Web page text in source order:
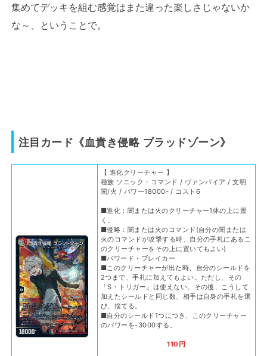
集めてデッキを組む感覚はまた違った楽しさじゃないか
な～、ということで。
注目カード《血貴き侵略 ブラッドゾーン》
【 進化クリーチャー 】
種族 ソニック・コマンド / ヴァンパイア / 文明
闇/火 / パワー18000- / コスト6
■進化：闇または火のクリーチャー1体の上に置
く。
■侵略：闇または火のコマンド(自分の闇または
火のコマンドが攻撃する時、自分の手札にあるこ
のクリーチャーをその上に置いてもよい)
■パワード・ブレイカー
■このクリーチャーが出た時、自分のシールドを
2つまで、手札に加えてもよい。ただし、その
「S・トリガー」は使えない。その後、こうして
加えたシールドと同じ数、相手は自身の手札を選
び、捨てる。
■自分のシールド1つにつき、このクリーチャー
のパワーを-3000する。
110円